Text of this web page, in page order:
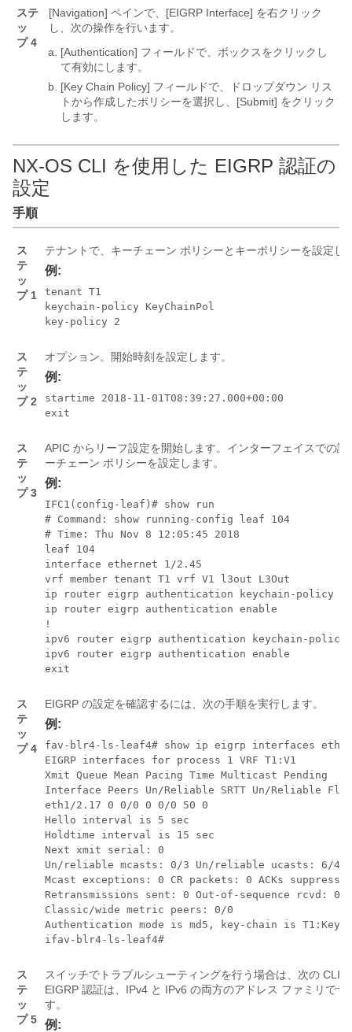
ステ
ッ
プ 4
[Navigation] ペインで、[EIGRP Interface] を右クリック
し、次の操作を行います。
[Authentication] フィールドで、ボックスをクリックし
て有効にします。
[Key Chain Policy] フィールドで、ドロップダウン リス
トから作成したポリシーを選択し、[Submit] をクリック
します。
NX-OS CLI を使用した EIGRP 認証の
設定
手順
ス
テ
ッ
プ 1
テナントで、キーチェーン ポリシーとキーポリシーを設定し
例:
tenant T1
keychain-policy KeyChainPol
key-policy 2
ス
テ
ッ
プ 2
オプション。開始時刻を設定します。
例:
startime 2018-11-01T08:39:27.000+00:00
exit
ス
テ
ッ
プ 3
APIC からリーフ設定を開始します。インターフェイスでの
ーチェーン ポリシーを設定します。
例:
IFC1(config-leaf)# show run
# Command: show running-config leaf 104
# Time: Thu Nov 8 12:05:45 2018
leaf 104
interface ethernet 1/2.45
vrf member tenant T1 vrf V1 l3out L3Out
ip router eigrp authentication keychain-policy
ip router eigrp authentication enable
!
ipv6 router eigrp authentication keychain-policy
ipv6 router eigrp authentication enable
exit
ス
テ
ッ
プ 4
EIGRP の設定を確認するには、次の手順を実行します。
例:
fav-blr4-ls-leaf4# show ip eigrp interfaces eth1/
EIGRP interfaces for process 1 VRF T1:V1
Xmit Queue Mean Pacing Time Multicast Pending
Interface Peers Un/Reliable SRTT Un/Reliable
eth1/2.17 0 0/0 0 0/0 50 0
Hello interval is 5 sec
Holdtime interval is 15 sec
Next xmit serial: 0
Un/reliable mcasts: 0/3 Un/reliable ucasts: 6/4
Mcast exceptions: 0 CR packets: 0 ACKs
Retransmissions sent: 0 Out-of-sequence rcvd: 0
Classic/wide metric peers: 0/0
Authentication mode is md5, key-chain is
ifav-blr4-ls-leaf4#
ス
テ
ッ
プ 5
スイッチでトラブルシューティングを行う場合は、次の CLI
EIGRP 認証は、IPv4 と IPv6 の両方のアドレス ファミリでサ
す。
例: